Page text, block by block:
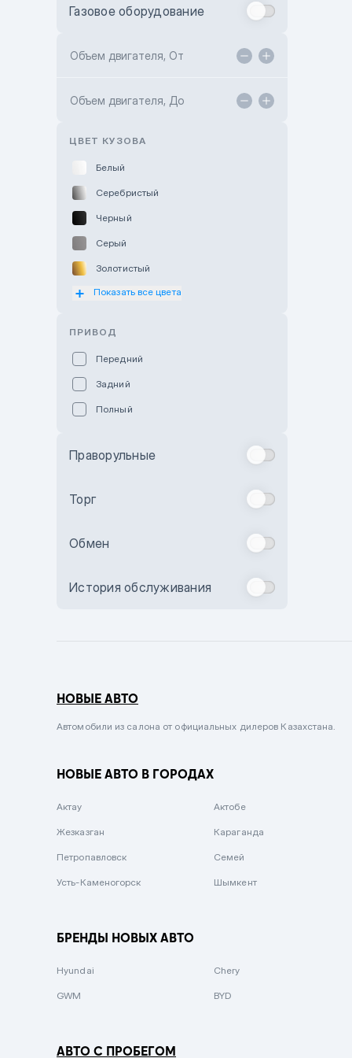
Toyota Kokshetau
Hyundai ShymCity
Газовое оборудование
Объем двигателя, От
Объем двигателя, До
ЦВЕТ КУЗОВА
Белый
Серебристый
Черный
Серый
Золотистый
Оранжевый
Бежевый
Комбинированный
Сиреневый металлик
Вишневый
Зеленый металлик
Показать все цвета
ПРИВОД
Передний
Задний
Полный
Праворульные
Торг
Обмен
История обслуживания
НОВЫЕ АВТО
Автомобили из салона от официальных дилеров Казахстана.
НОВЫЕ АВТО В ГОРОДАХ
Актау Актобе
Жезказган Караганда
Петропавловск Семей
Усть-Каменогорск Шымкент
БРЕНДЫ НОВЫХ АВТО
Hyundai Chery
GWM BYD
АВТО С ПРОБЕГОМ